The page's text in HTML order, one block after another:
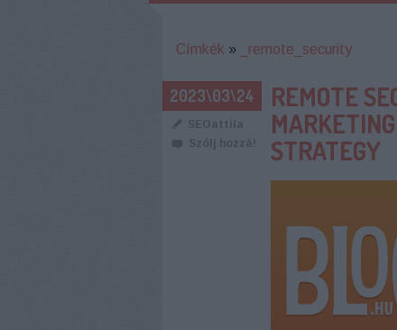
Címkék » _remote_security
2023\03\24
SEOattila
Szólj hozzá!
REMOTE
STRATEGY